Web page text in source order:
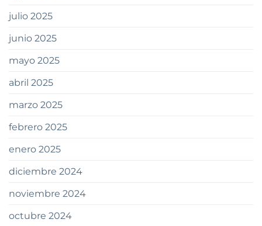
julio 2025
junio 2025
mayo 2025
abril 2025
marzo 2025
febrero 2025
enero 2025
diciembre 2024
noviembre 2024
octubre 2024